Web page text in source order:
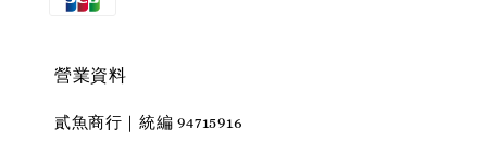
營業資料
貳魚商行｜統編 94715916